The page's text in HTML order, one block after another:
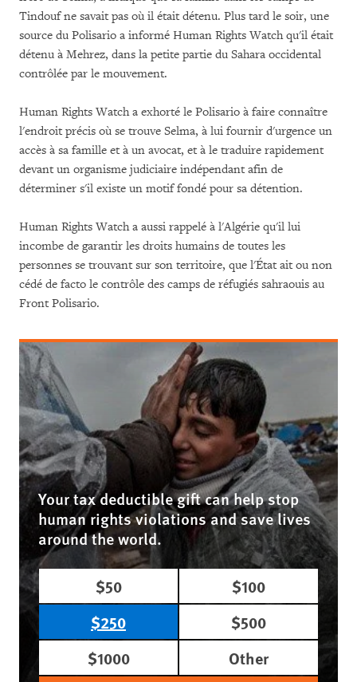
Tindouf ne savait pas où il était détenu. Plus tard le soir, une
source du Polisario a informé Human Rights Watch qu'il était
détenu à Mehrez, dans la petite partie du Sahara occidental
contrôlée par le mouvement.
Human Rights Watch a exhorté le Polisario à faire connaître
l'endroit précis où se trouve Selma, à lui fournir d'urgence un
accès à sa famille et à un avocat, et à le traduire rapidement
devant un organisme judiciaire indépendant afin de
déterminer s'il existe un motif fondé pour sa détention.
Human Rights Watch a aussi rappelé à l'Algérie qu'il lui
incombe de garantir les droits humains de toutes les
personnes se trouvant sur son territoire, que l'État ait ou non
cédé de facto le contrôle des camps de réfugiés sahraouis au
Front Polisario.
Your tax deductible gift can help stop
human rights violations and save lives
around the world.
$50
$100
$250
$500
$1000
Other